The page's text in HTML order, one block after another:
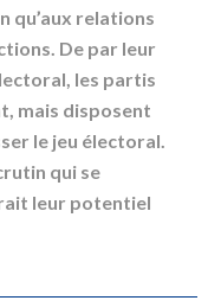
qu’aux relations
De par leur
les partis
mais disposent
le jeu électoral.
qui se
leur potentiel